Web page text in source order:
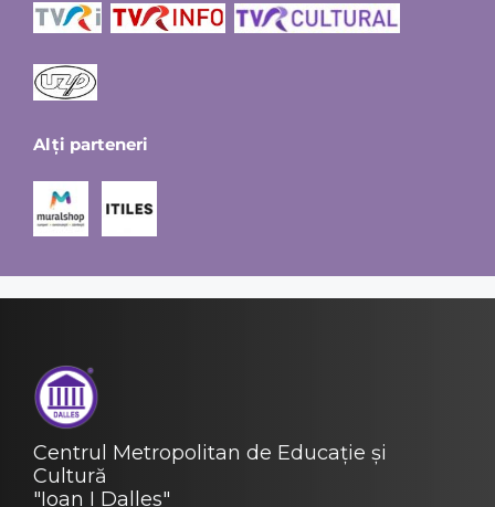
Alți parteneri
Centrul Metropolitan de Educație și
Cultură
"Ioan I Dalles"